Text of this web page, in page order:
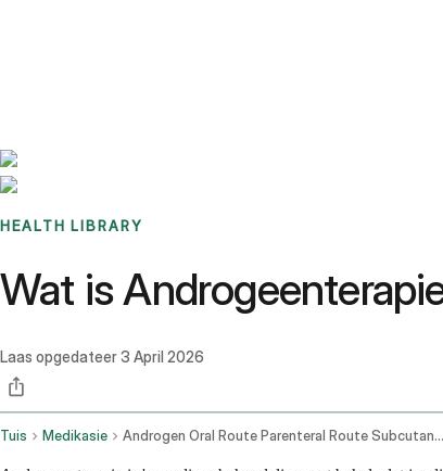
HEALTH LIBRARY
Wat is
Laas opgedateer3 April 2026
Tuis Medikasie Androgen Oral Route Parenteral Route Subcutaneous Route Topical Application Route Transdermal Route